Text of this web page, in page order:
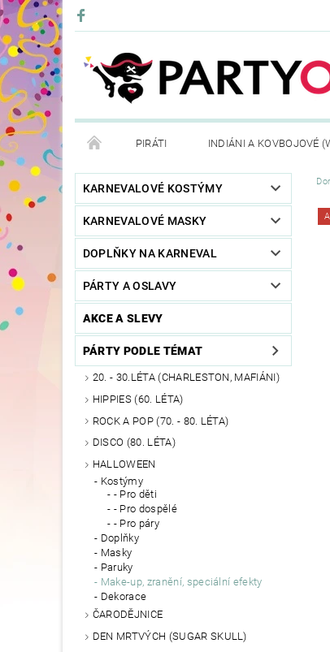
PIRÁTI INDIÁNI A KOVBOJOVÉ
KONTAKTY OBCHODNÍ PODMÍNKY
KARNEVALOVÉ KOSTÝMY
KARNEVALOVÉ MASKY
DOPLŇKY NA KARNEVAL
PÁRTY A OSLAVY
AKCE A SLEVY
PÁRTY PODLE TÉMAT
20. - 30.LÉTA (CHARLESTON, MAFIÁNI)
HIPPIES (60. LÉTA)
ROCK A POP (70. - 80. LÉTA)
DISCO (80. LÉTA)
HALLOWEEN
Kostýmy
- Pro děti
- Pro dospělé
- Pro páry
Doplňky
Masky
Paruky
Make-up, zranění, speciální efekty
Dekorace
ČARODĚJNICE
DEN MRTVÝCH (SUGAR SKULL)